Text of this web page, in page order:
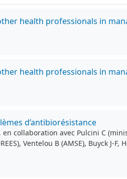
health professionals in
health professionals in
d’antibiorésistance
en collaboration avec Pulcini C
Ventelou B (AMSE), Buyck J-